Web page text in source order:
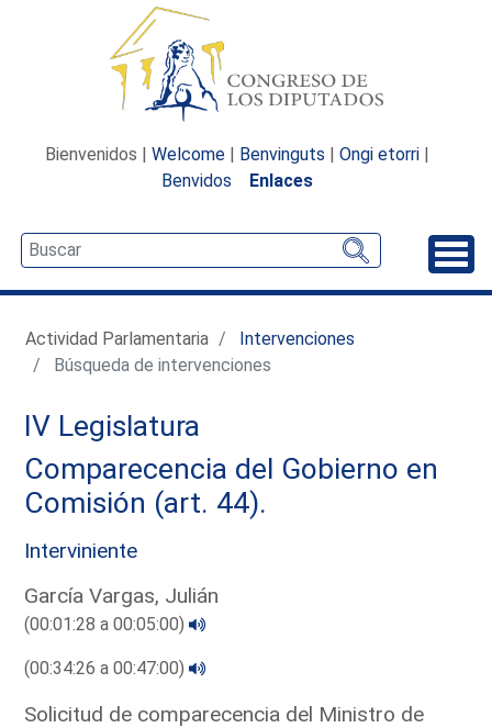
Bienvenidos | Welcome | Benvinguts | Ongi etorri |
Benvidos
Enlaces
Actividad Parlamentaria
Intervenciones
Búsqueda de intervenciones
IV Legislatura
Comparecencia del Gobierno en
Comisión (art. 44).
Interviniente
García Vargas, Julián
(00:01:28 a 00:05:00)
(00:34:26 a 00:47:00)
Solicitud de comparecencia del Ministro de